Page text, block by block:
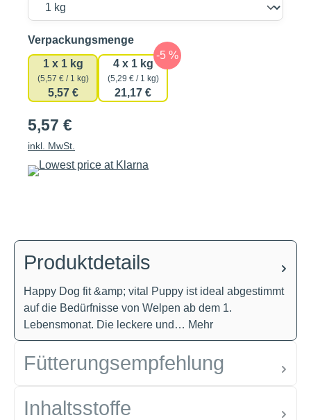
Verpackungsmengeauswählen
1 x 1 kg
(5,57 € / 1 kg)
5,57 €
4 x 1 kg
(5,29 € / 1 kg)
21,17 €
5,57 €
inkl. MwSt.
Produktdetails
Happy Dog fit &amp; vital Puppy ist ideal abgestimmt
auf die Bedürfnisse von Welpen ab dem 1.
Lebensmonat. Die leckere und… Mehr
Fütterungsempfehlung
Inhaltsstoffe